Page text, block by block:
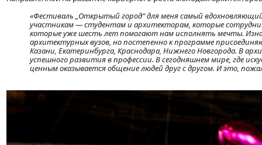
«Фестиваль „Открытый город“для меня самый вдо
участникам—студентам и архитекторам, которые
которые уже шесть лет помогают нам исполнять мечты.
архитектурныхвузов, но постепенно к программе
Казани, Екатеринбурга, Краснодара, Нижнего Новгорода. В
успешного развития в профессии. В сегодняшнем мире, где
ценным оказывается общение людей друг с другом. И это,